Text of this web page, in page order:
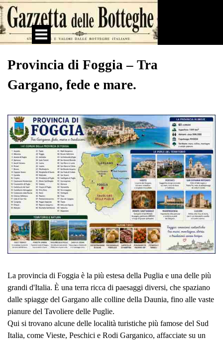
Vai ai contenuti
Salta menù
Provincia di Foggia – Tra
Gargano, fede e mare.
La provincia di Foggia è la più estesa della Puglia e una delle più
grandi d'Italia. È una terra ricca di paesaggi diversi, che spaziano
dalle spiagge del Gargano alle colline della Daunia, fino alle vaste
pianure del Tavoliere delle Puglie.
Qui si trovano alcune delle località turistiche più famose del Sud
Italia, come Vieste, Peschici e Rodi Garganico, affacciate su un